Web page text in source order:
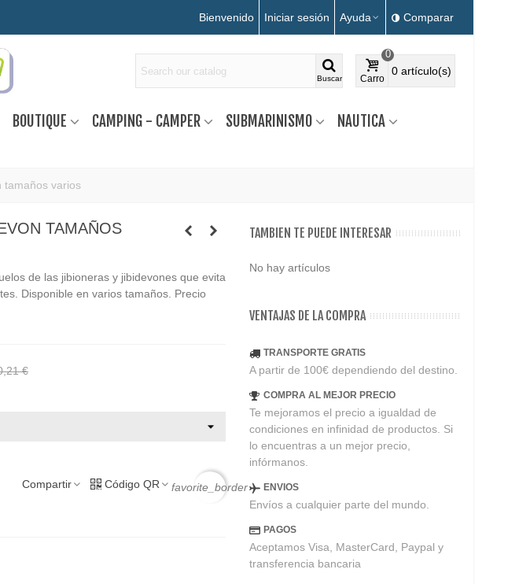
Bienvenido Iniciar sesión Ayuda Comparar
Buscar Carro
0
0 artículo(s)
BOUTIQUE CAMPING - CAMPER SUBMARINISMO
NAUTICA
tamaños varios
TAMAÑOS
de las jibioneras y jibidevones que evita
Disponible en varios tamaños. Precio
€
Compartir Código QR favorite_border
TAMBIEN TE PUEDE INTERESAR
No hay artículos
VENTAJAS DE LA COMPRA
TRANSPORTE GRATIS
A partir de 100€ dependiendo del destino.
COMPRA AL MEJOR PRECIO
Te mejoramos el precio a igualdad de
condiciones en infinidad de productos. Si
lo encuentras a un mejor precio,
infórmanos.
ENVIOS
Envíos a cualquier parte del mundo.
PAGOS
Aceptamos Visa, MasterCard, Paypal y
transferencia bancaria